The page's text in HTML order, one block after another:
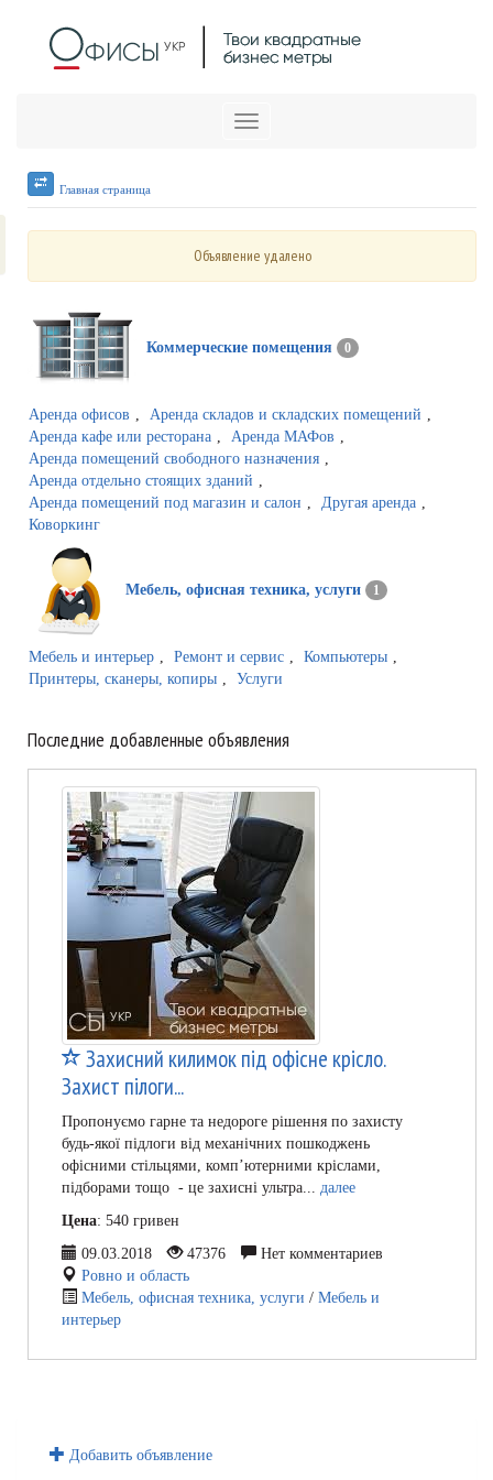
Меню
Главная страница
Объявление удалено
Коммерческие помещения 0
Аренда офисов , Аренда складов и складских помещений ,
Аренда кафе или ресторана , Аренда МАФов ,
Аренда помещений свободного назначения ,
Аренда отдельно стоящих зданий ,
Аренда помещений под магазин и салон , Другая аренда ,
Коворкинг
Мебель, офисная техника, услуги 1
Мебель и интерьер , Ремонт и сервис , Компьютеры ,
Принтеры, сканеры, копиры , Услуги
Последние добавленные объявления
Захисний килимок під офісне крісло.
Захист пілоги...
Пропонуємо гарне та недороге рішення по захисту
будь-якої підлоги від механічних пошкоджень
офісними стільцями, комп’ютерними кріслами,
підборами тощо - це захисні ультра... далее
Цена: 540 гривен
09.03.2018
47376
Нет комментариев
Ровно и область
Мебель, офисная техника, услуги / Мебель и
интерьер
Добавить объявление